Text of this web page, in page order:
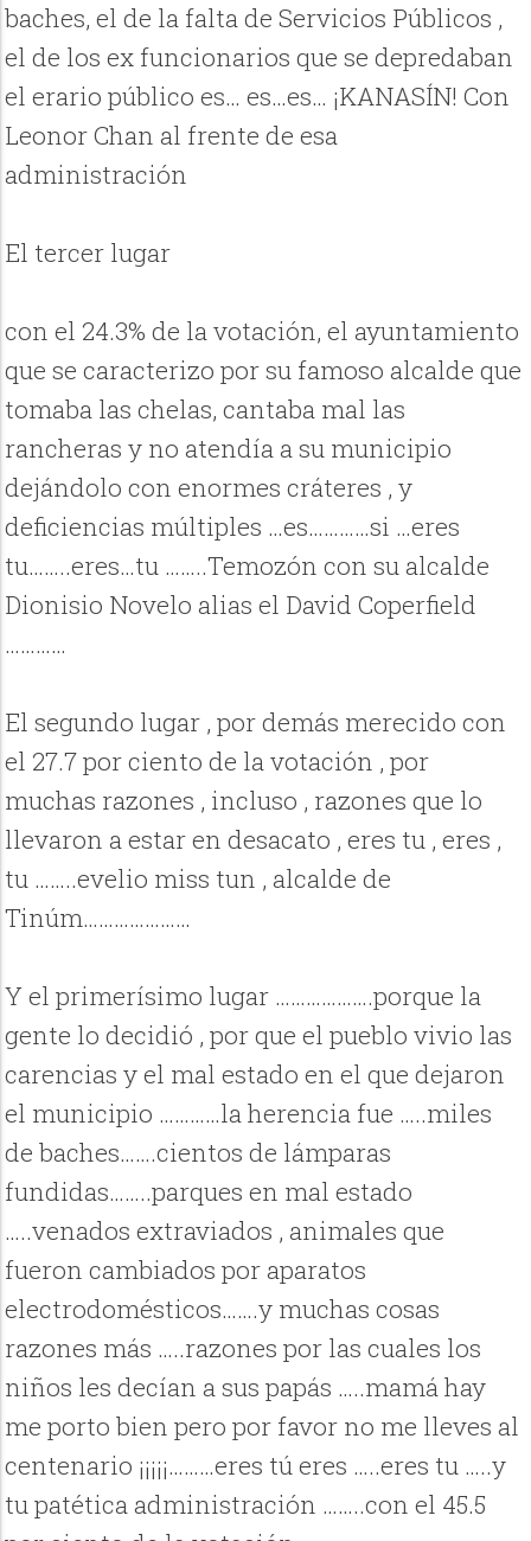
baches, el de la falta de Servicios Públicos ,
el de los ex funcionarios que se depredaban
el erario público es… es…es… ¡KANASÍN! Con
Leonor Chan al frente de esa
administración
El tercer lugar
con el 24.3% de la votación, el ayuntamiento
que se caracterizo por su famoso alcalde que
tomaba las chelas, cantaba mal las
rancheras y no atendía a su municipio
dejándolo con enormes cráteres , y
deficiencias múltiples …es…………si …eres
tu……..eres…tu ……..Temozón con su alcalde
Dionisio Novelo alias el David Coperfield
…………
El segundo lugar , por demás merecido con
el 27.7 por ciento de la votación , por
muchas razones , incluso , razones que lo
llevaron a estar en desacato , eres tu , eres ,
tu ……..evelio miss tun , alcalde de
Tinúm…………………
Y el primerísimo lugar ……………….porque la
gente lo decidió , por que el pueblo vivio las
carencias y el mal estado en el que dejaron
el municipio …………la herencia fue …..miles
de baches…….cientos de lámparas
fundidas……..parques en mal estado
…..venados extraviados , animales que
fueron cambiados por aparatos
electrodomésticos…….y muchas cosas
razones más …..razones por las cuales los
niños les decían a sus papás …..mamá hay
me porto bien pero por favor no me lleves al
centenario ¡¡¡¡¡………eres tú eres …..eres tu …..y
tu patética administración ……..con el 45.5